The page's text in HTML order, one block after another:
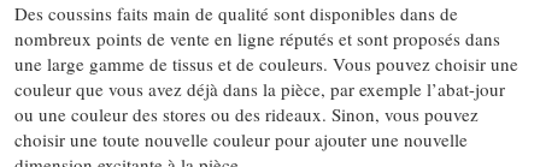
Des coussins faits main de qualité sont disponibles dans de
nombreux points de vente en ligne réputés et sont proposés dans
une large gamme de tissus et de couleurs. Vous pouvez choisir une
couleur que vous avez déjà dans la pièce, par exemple l’abat-jour
ou une couleur des stores ou des rideaux. Sinon, vous pouvez
choisir une toute nouvelle couleur pour ajouter une nouvelle